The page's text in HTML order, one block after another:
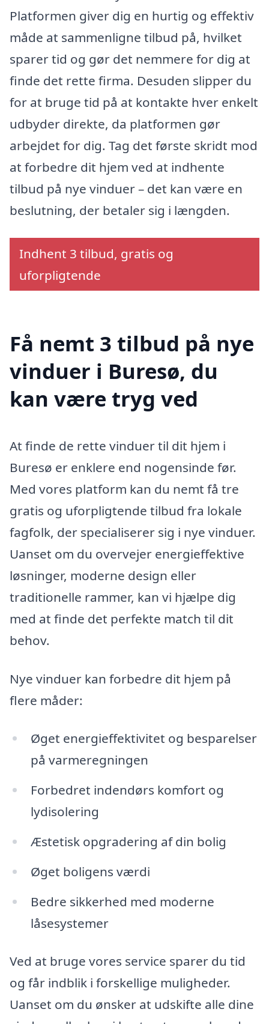
Platformen giver dig en hurtig og effektiv
måde at sammenligne tilbud på, hvilket
sparer tid og gør det nemmere for dig at
finde det rette firma. Desuden slipper du
for at bruge tid på at kontakte hver enkelt
udbyder direkte, da platformen gør
arbejdet for dig. Tag det første skridt mod
at forbedre dit hjem ved at indhente
tilbud på nye vinduer – det kan være en
beslutning, der betaler sig i længden.
Indhent 3 tilbud, gratis og
uforpligtende
Få nemt 3 tilbud på nye
vinduer i Buresø, du
kan være tryg ved
At finde de rette vinduer til dit hjem i
Buresø er enklere end nogensinde før.
Med vores platform kan du nemt få tre
gratis og uforpligtende tilbud fra lokale
fagfolk, der specialiserer sig i nye vinduer.
Uanset om du overvejer energieffektive
løsninger, moderne design eller
traditionelle rammer, kan vi hjælpe dig
med at finde det perfekte match til dit
behov.
Nye vinduer kan forbedre dit hjem på
flere måder:
Øget energieffektivitet og besparelser
på varmeregningen
Forbedret indendørs komfort og
lydisolering
Æstetisk opgradering af din bolig
Øget boligens værdi
Bedre sikkerhed med moderne
låsesystemer
Ved at bruge vores service sparer du tid
og får indblik i forskellige muligheder.
Uanset om du ønsker at udskifte alle dine